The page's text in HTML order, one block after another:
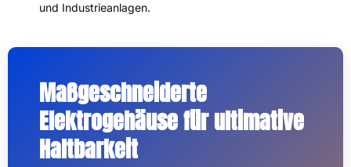
und Industrieanlagen.
Maßgeschneiderte
Elektrogehäuse für ultimative
Haltbarkeit